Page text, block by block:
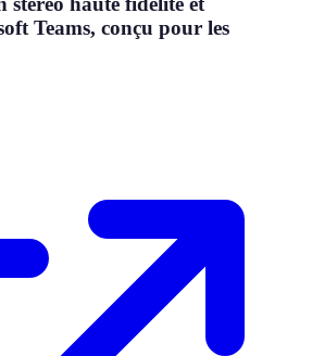
Teams, conçu pour les